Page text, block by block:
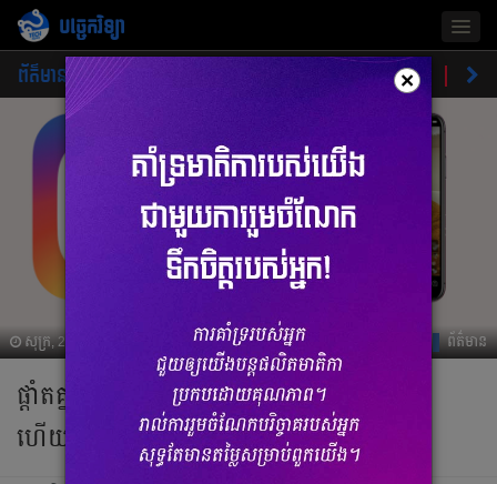
បច្ចេកវិទ្យា
ព័ត៌មាន ផលិតផលថ្មី ហាងឆេងផលិតផល ចំណ
សុក្រ, 21 មករា 2022 03:03 ព័ត៌មាន
ផ្ដាំតគ្នាផង អ្នកប្រើ Instagram ជិតរកលុយបាន
ហើយ
×